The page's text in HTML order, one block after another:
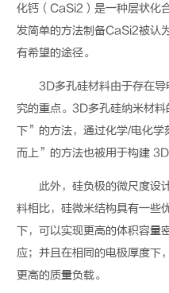
化钙（CaSi2 ）是一种层状化
发简单的方法制备CaSi2被认
有希望的途径。
3D多孔硅材料由于存在
究的重点。3D多孔硅纳米材
下” 的方法，通过化学/电化学
而上” 的方法也被用于构建
此外，硅负极的微尺度设
料相比，硅微米结构具有一些
下，可以实现更高的体积容量
应；并且在相同的电极厚度下
更高的质量负载。